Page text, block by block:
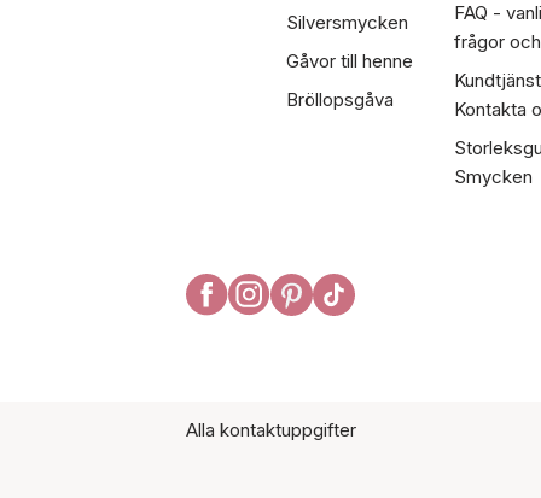
Silversmycken
Gåvor till henne
Bröllopsgåva
FAQ -
frågor
Kontakta
Smycken
Alla kontaktuppgifter